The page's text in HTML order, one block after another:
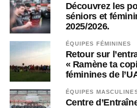
Découvrez les
séniors et
2025/2026.
ÉQUIPES FÉMININES
Retour sur
« Ramène ta
féminines de
ÉQUIPES
Centre